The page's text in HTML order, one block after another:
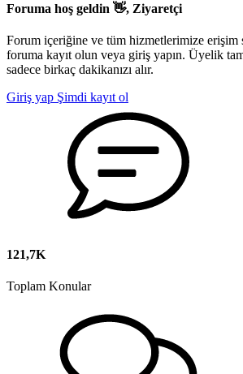
Foruma hoş geldin 👋, Ziyaretçi
Forum içeriğine ve tüm hizmetlerimize erişim
foruma kayıt olun veya giriş yapın. Üyelik
sadece birkaç dakikanızı alır.
Giriş yap Şimdi kayıt ol
121,7K
Toplam Konular